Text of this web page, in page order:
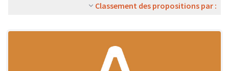
Classement des propositions par :